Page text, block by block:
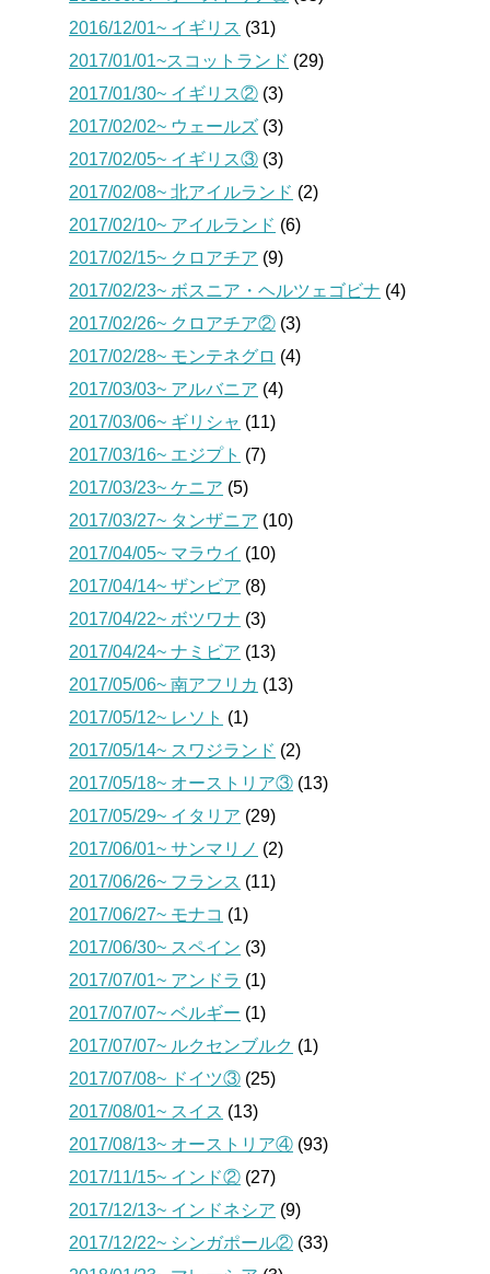
2016/12/01~ イギリス (31)
2017/01/01~スコットランド (29)
2017/01/30~ イギリス② (3)
2017/02/02~ ウェールズ (3)
2017/02/05~ イギリス③ (3)
2017/02/08~ 北アイルランド (2)
2017/02/10~ アイルランド (6)
2017/02/15~ クロアチア (9)
2017/02/23~ ボスニア・ヘルツェゴビナ (4)
2017/02/26~ クロアチア② (3)
2017/02/28~ モンテネグロ (4)
2017/03/03~ アルバニア (4)
2017/03/06~ ギリシャ (11)
2017/03/16~ エジプト (7)
2017/03/23~ ケニア (5)
2017/03/27~ タンザニア (10)
2017/04/05~ マラウイ (10)
2017/04/14~ ザンビア (8)
2017/04/22~ ボツワナ (3)
2017/04/24~ ナミビア (13)
2017/05/06~ 南アフリカ (13)
2017/05/12~ レソト (1)
2017/05/14~ スワジランド (2)
2017/05/18~ オーストリア③ (13)
2017/05/29~ イタリア (29)
2017/06/01~ サンマリノ (2)
2017/06/26~ フランス (11)
2017/06/27~ モナコ (1)
2017/06/30~ スペイン (3)
2017/07/01~ アンドラ (1)
2017/07/07~ ベルギー (1)
2017/07/07~ ルクセンブルク (1)
2017/07/08~ ドイツ③ (25)
2017/08/01~ スイス (13)
2017/08/13~ オーストリア④ (93)
2017/11/15~ インド② (27)
2017/12/13~ インドネシア (9)
2017/12/22~ シンガポール② (33)